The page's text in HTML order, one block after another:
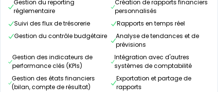
Gestion du reporting
réglementaire
Création de rapports financiers
personnalisés
Suivi des flux de trésorerie
Rapports en temps réel
Gestion du contrôle budgétaire
Analyse de tendances et de
prévisions
Gestion des indicateurs de
performance clés (KPIs)
Intégration avec d'autres
systèmes de comptabilité
Gestion des états financiers
(bilan, compte de résultat)
Exportation et partage de
rapports